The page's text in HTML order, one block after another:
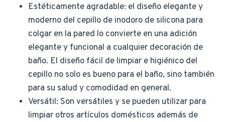
Estéticamente agradable: el diseño elegante y
moderno del cepillo de inodoro de silicona para
colgar en la pared lo convierte en una adición
elegante y funcional a cualquier decoración de
baño. El diseño fácil de limpiar e higiénico del
cepillo no solo es bueno para el baño, sino también
para su salud y comodidad en general.
Versátil: Son versátiles y se pueden utilizar para
limpiar otros artículos domésticos además de